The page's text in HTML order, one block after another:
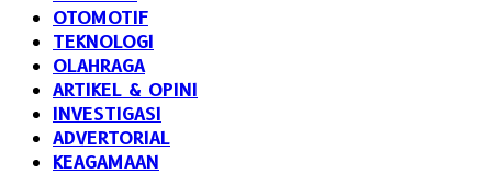
OTOMOTIF
TEKNOLOGI
OLAHRAGA
ARTIKEL & OPINI
INVESTIGASI
ADVERTORIAL
KEAGAMAAN